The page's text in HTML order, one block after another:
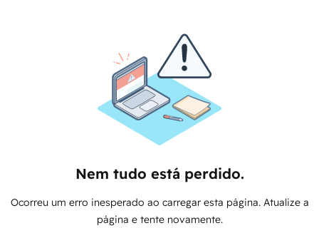
Nem tudo está perdido.
Ocorreu um erro inesperado ao carregar esta página. Atualize a
página e tente novamente.